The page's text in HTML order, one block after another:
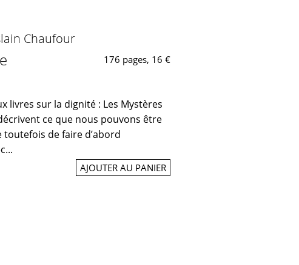
Chaufour
176 pages, 16 €
livres sur la dignité : Les Mystères
ce que nous pouvons être
toutefois de faire d’abord
AJOUTER AU PANIER